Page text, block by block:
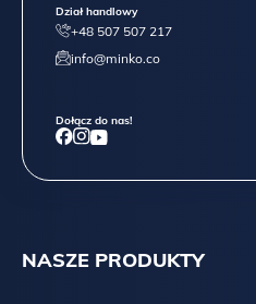
NASZE PRODUKTY
Dział handlowy
+48 507 507 217
info@minko.co
Dołącz do nas!